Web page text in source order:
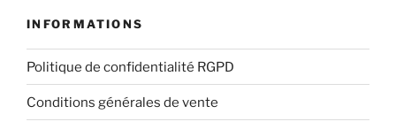
INFORMATIONS
Politique de confidentialité RGPD
Conditions générales de vente